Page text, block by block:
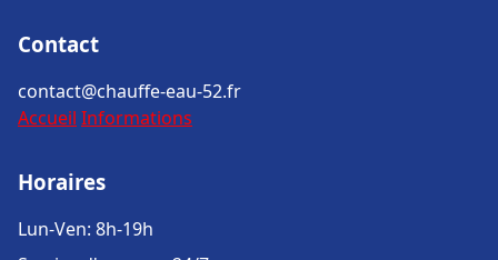
Contact
contact@chauffe-eau-52.fr
Accueil Informations
Horaires
Lun-Ven: 8h-19h